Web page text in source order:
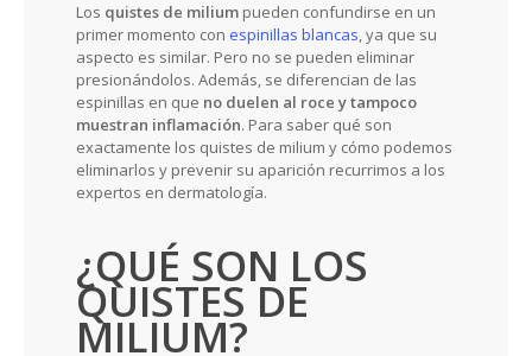
Los quistes de milium pueden confundirse en un
primer momento con espinillas blancas, ya que su
aspecto es similar. Pero no se pueden eliminar
presionándolos. Además, se diferencian de las
espinillas en que no duelen al roce y tampoco
muestran inflamación. Para saber qué son
exactamente los quistes de milium y cómo podemos
eliminarlos y prevenir su aparición recurrimos a los
expertos en dermatología.
¿QUÉ SON LOS
QUISTES DE
MILIUM?